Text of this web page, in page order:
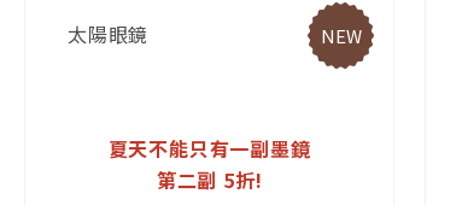
太陽眼鏡 NEW
夏天不能只有一副墨鏡
第二副 5折!